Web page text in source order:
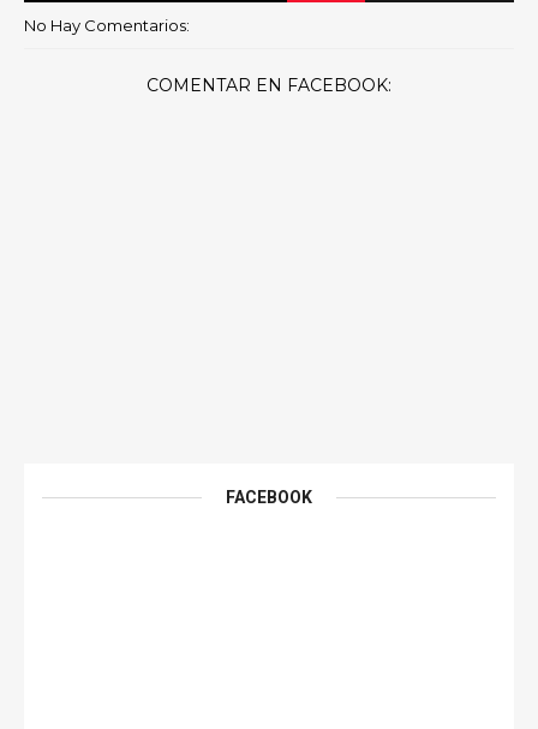
No Hay Comentarios:
COMENTAR EN FACEBOOK:
FACEBOOK